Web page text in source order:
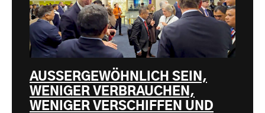
AUSSERGEWÖHNLICH SEIN,
WENIGER VERBRAUCHEN,
WENIGER VERSCHIFFEN UND